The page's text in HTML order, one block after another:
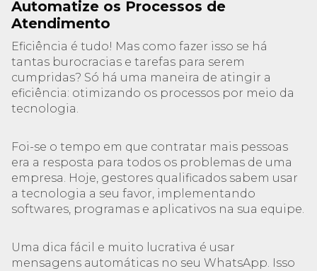
Automatize os Processos de
Atendimento
Eficiência é tudo! Mas como fazer isso se há
tantas burocracias e tarefas para serem
cumpridas? Só há uma maneira de atingir a
eficiência: otimizando os processos por meio da
tecnologia.
Foi-se o tempo em que contratar mais pessoas
era a resposta para todos os problemas de uma
empresa. Hoje, gestores qualificados sabem usar
a tecnologia a seu favor, implementando
softwares, programas e aplicativos na sua equipe.
Uma dica fácil e muito lucrativa é usar
mensagens automáticas no seu WhatsApp. Isso